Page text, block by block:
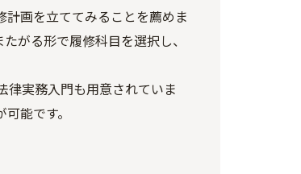
画を立ててみることを薦めま
がる形で履修科目を選択し、
律実務入門も用意されていま
能です。